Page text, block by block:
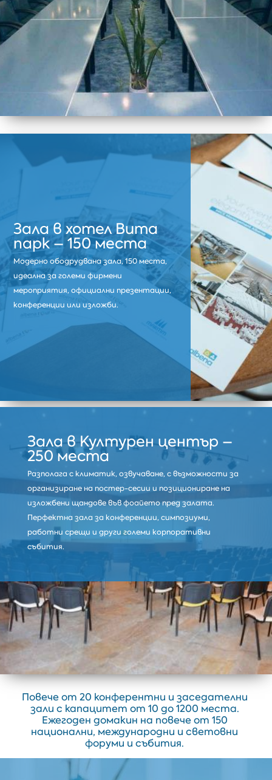
Зала в хотел Вита
парк – 150 места
Модерно ободрудвана зала, 150 места,
идеална за големи фирмени
мероприятия, официални презентации,
конференции или изложби.
Зала в Културен център –
250 места
Разполага с климатик, озвучаване, с възможности за
организиране на постер-сесии и позициониране на
изложбени щандове във фоайето пред залата.
Перфектна зала за конференции, симпозиуми,
работни срещи и други големи корпоративни
събития.
Повече от 20 конферентни и заседателни
зали с капацитет от 10 до 1200 места.
Ежегоден домакин на повече от 150
национални, международни и световни
форуми и събития.